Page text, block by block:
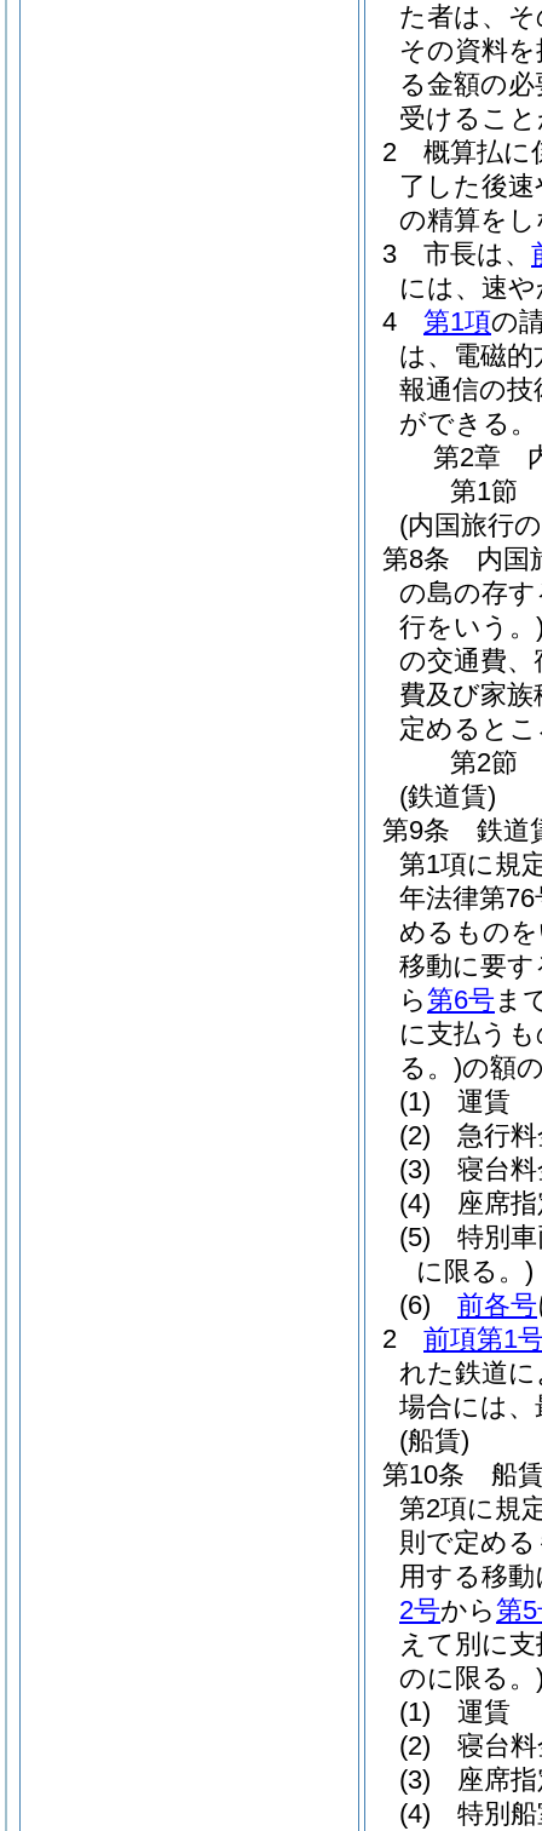
た者は、
その資料
る金額の
受けるこ
2
概算払に
了した後
の精算を
3
市長は、
には、速
4
第1項の
は、電磁的
報通信の
ができる。
第2章
第1節
(内国旅行
第8条
内国
の島の存
行をいう。
の交通費、
費及び家
定めると
第2節
(鉄道賃)
第9条
鉄道
第1項に規
年法律第76
めるもの
移動に要
ら第6号ま
に支払う
る。)の額
(1)
運賃
(2)
急行
(3)
寝台
(4)
座席
(5)
特別
に限る。)
(6)
前各号
2
前項第1
れた鉄道
場合には、
(船賃)
第10条
船
第2項に規
則で定め
用する移
2号から第
えて別に
のに限る。
(1)
運賃
(2)
寝台
(3)
座席
(4)
特別